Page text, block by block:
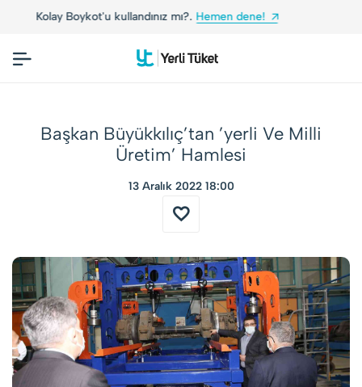
Yerli Tüketiciler, Yerli Markalarla
Başkan Büyükkılıç’tan ’yerli Ve Milli
Üretim’ Hamlesi
13 Aralık 2022 18:00